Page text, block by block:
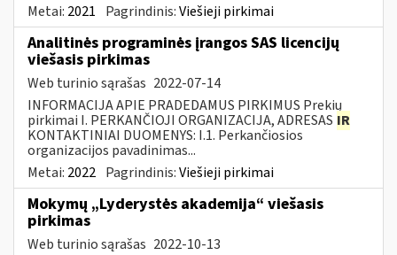
Metai: 2021 Pagrindinis:Viešieji pirkimai
Analitinės programinės įrangos SAS licencijų
viešasis pirkimas
Web turinio sąrašas 2022-07-14
INFORMACIJA APIE PRADEDAMUS PIRKIMUS Prekių
pirkimai I. PERKANČIOJI ORGANIZACIJA, ADRESAS IR
KONTAKTINIAI DUOMENYS: I.1. Perkančiosios
organizacijos pavadinimas...
Metai: 2022 Pagrindinis:Viešieji pirkimai
Mokymų „Lyderystės akademija“ viešasis
pirkimas
Web turinio sąrašas 2022-10-13